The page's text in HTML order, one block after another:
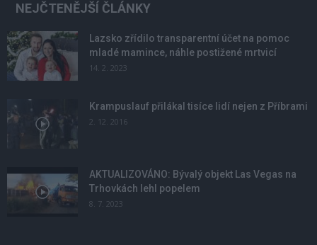
NEJČTENĚJŠÍ ČLÁNKY
Lazsko zřídilo transparentní účet na pomoc
mladé mamince, náhle postižené mrtvicí
14. 2. 2023
Krampuslauf přilákal tisíce lidí nejen z Příbrami
2. 12. 2016
AKTUALIZOVÁNO: Bývalý objekt Las Vegas na
Trhovkách lehl popelem
8. 7. 2023